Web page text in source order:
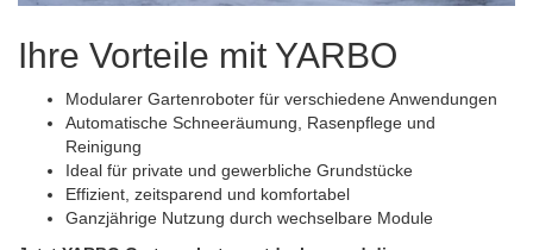
Ihre Vorteile mit YARBO
Modularer Gartenroboter für verschiedene Anwendungen
Automatische Schneeräumung, Rasenpflege und
Reinigung
Ideal für private und gewerbliche Grundstücke
Effizient, zeitsparend und komfortabel
Ganzjährige Nutzung durch wechselbare Module